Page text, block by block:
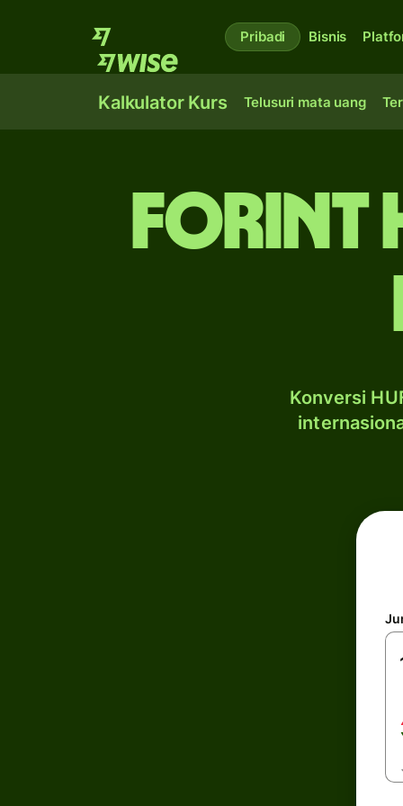
Pribadi Bisnis
Kalkulator Kurs Telusuri mata uang
forint
Konversi